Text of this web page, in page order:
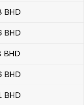
BHD
BHD
BHD
BHD
BHD